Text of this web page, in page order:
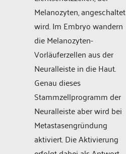
Melanozyten, angeschaltet
wird. Im Embryo wandern
die Melanozyten-
Vorläuferzellen aus der
Neuralleiste in die Haut.
Genau dieses
Stammzellprogramm der
Neuralleiste aber wird bei
Metastasengründung
aktiviert. Die Aktivierung